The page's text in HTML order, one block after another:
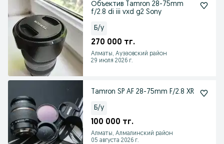
Объектив Tamron 28-75mm
f/2.8 di iii vxd g2 Sony
Б/у
270 000 тг.
Алматы, Ауэзовский район
29 июля 2026 г.
Tamron SP AF 28-75mm F/2.8 XR
Б/у
100 000 тг.
Алматы, Алмалинский район
05 августа 2026 г.